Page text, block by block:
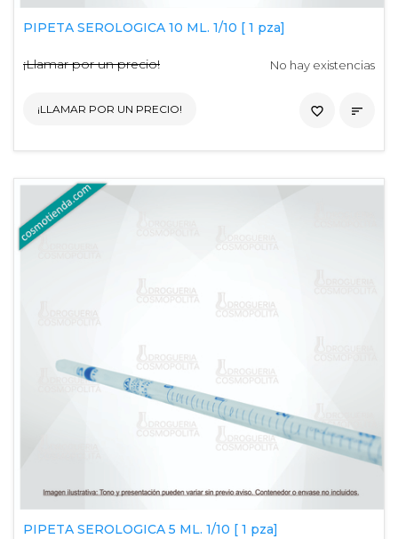
PIPETA SEROLOGICA 10 ML. 1/10 [ 1 pza]
¡Llamar por un precio! No hay existencias
¡LLAMAR POR UN PRECIO! 
favorite_border
PIPETA SEROLOGICA 5 ML. 1/10 [ 1 pza]